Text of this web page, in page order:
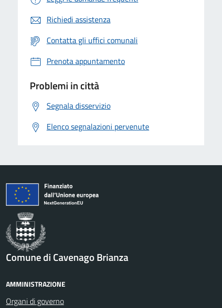
Richiedi assistenza
Contatta gli uffici comunali
Prenota appuntamento
Problemi in città
Segnala disservizio
Elenco segnalazioni pervenute
Comune di Cavenago Brianza
AMMINISTRAZIONE
Organi di governo